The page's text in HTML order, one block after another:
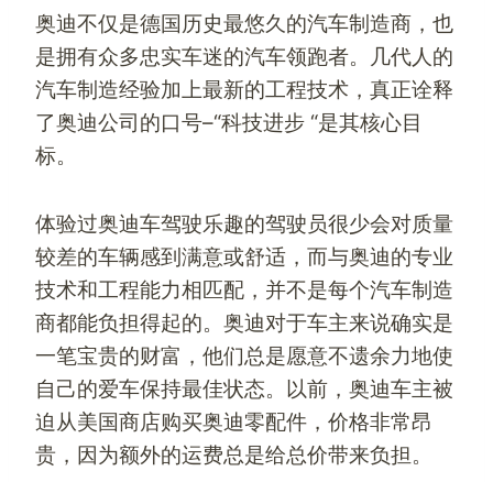
奥迪不仅是德国历史最悠久的汽车制造商，也
是拥有众多忠实车迷的汽车领跑者。几代人的
汽车制造经验加上最新的工程技术，真正诠释
了奥迪公司的口号–“科技进步 “是其核心目
标。
体验过奥迪车驾驶乐趣的驾驶员很少会对质量
较差的车辆感到满意或舒适，而与奥迪的专业
技术和工程能力相匹配，并不是每个汽车制造
商都能负担得起的。奥迪对于车主来说确实是
一笔宝贵的财富，他们总是愿意不遗余力地使
自己的爱车保持最佳状态。以前，奥迪车主被
迫从美国商店购买奥迪零配件，价格非常昂
贵，因为额外的运费总是给总价带来负担。